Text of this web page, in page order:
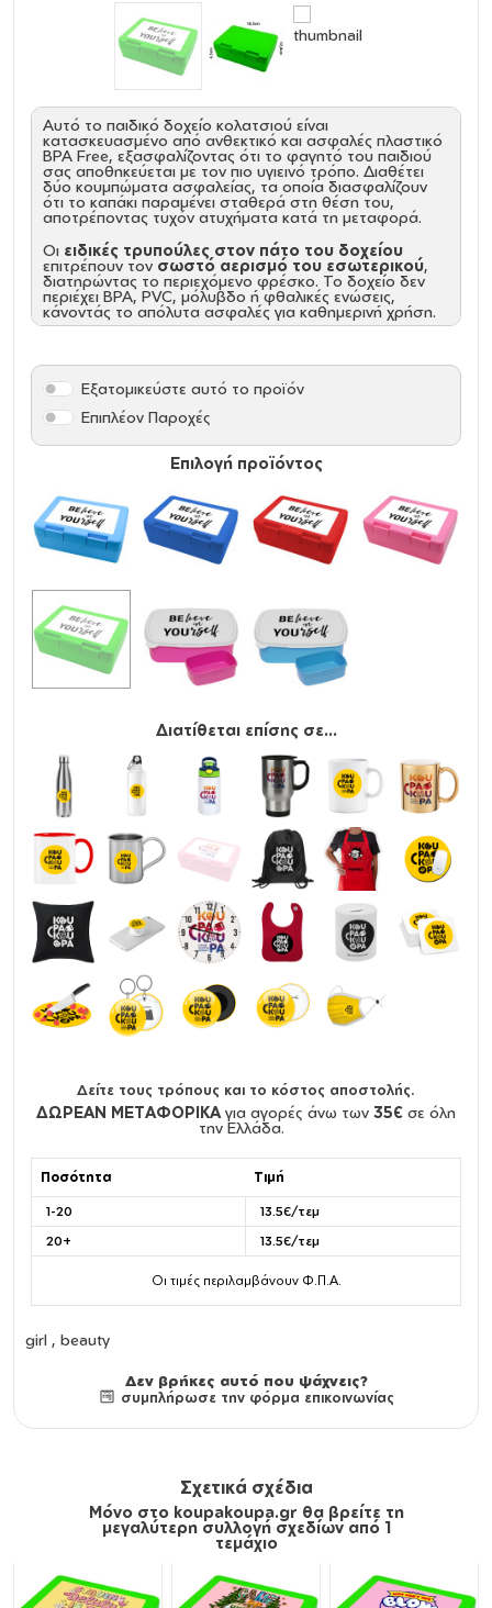
Αυτό το παιδικό δοχείο κολατσιού είναι
κατασκευασμένο από ανθεκτικό και ασφαλές πλαστικό
BPA Free, εξασφαλίζοντας ότι το φαγητό του παιδιού
σας αποθηκεύεται με τον πιο υγιεινό τρόπο. Διαθέτει
δύο κουμπώματα ασφαλείας, τα οποία διασφαλίζουν
ότι το καπάκι παραμένει σταθερά στη θέση του,
αποτρέποντας τυχόν ατυχήματα κατά τη μεταφορά.
Οι ειδικές τρυπούλες στον πάτο του δοχείου
επιτρέπουν τον σωστό αερισμό του εσωτερικού,
διατηρώντας το περιεχόμενο φρέσκο. Το δοχείο δεν
περιέχει BPA, PVC, μόλυβδο ή φθαλικές ενώσεις,
κάνοντάς το απόλυτα ασφαλές για καθημερινή χρήση.
μεταφορά. Το δοχείο κατασκευάζεται στη Γερμανία και
πληροί τις προδιαγραφές ασφαλείας για τρόφιμα
σύμφωνα με το διάταγμα EG 1935/2004 και την EU
Χωρίς BPA, PVC, μόλυβδο & φθαλικές ενώσεις
Διαστάσεις : 185 x 128 x 65 mm
Made in:Germany
Certification: Food safe in accordance with decreeEG
1935/2004 andEU 10/2011
δεν είναι Κατάλληλο για φούρνο ή φούρνο
μικροκυμάτων περιέχει μεταλλική επιφάνεια)
Επιλογή προϊόντος
Εξατομικεύστε αυτό το προϊόν
Επιπλέον Παροχές
Διατίθεται επίσης σε...
Δείτε τους τρόπους και το κόστος αποστολής.
ΔΩΡΕΑΝ ΜΕΤΑΦΟΡΙΚΑ για αγορές άνω των 35€ σε όλη
την Ελλάδα.
Ποσότητα Τιμή
1-20
13.5€/τεμ
20+
13.5€/τεμ
Οι τιμές περιλαμβάνουν Φ.Π.Α.
girl , beauty
Δεν βρήκες αυτό που ψάχνεις?
συμπλήρωσε την φόρμα επικοινωνίας
Σχετικά σχέδια
Μόνο στο koupakoupa.gr θα βρείτε τη
μεγαλύτερη συλλογή σχεδίων από 1
τεμάχιο